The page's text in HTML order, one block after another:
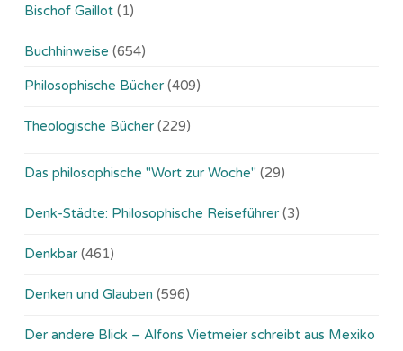
Bischof Gaillot (1)
Buchhinweise (654)
Philosophische Bücher (409)
Theologische Bücher (229)
Das philosophische "Wort zur Woche" (29)
Denk-Städte: Philosophische Reiseführer (3)
Denkbar (461)
Denken und Glauben (596)
Der andere Blick – Alfons Vietmeier schreibt aus Mexiko